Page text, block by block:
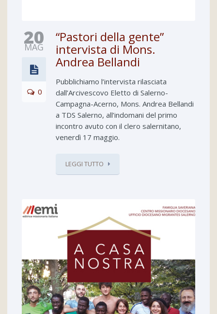
20
MAG
0
“Pastori della gente”
intervista di Mons.
Andrea Bellandi
Pubblichiamo l’intervista rilasciata
dall’Arcivescovo Eletto di Salerno-
Campagna-Acerno, Mons. Andrea Bellandi
a TDS Salerno, all’indomani del primo
incontro avuto con il clero salernitano,
venerdì 17 maggio.
LEGGI TUTTO